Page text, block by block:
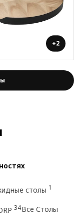
+2
столы 1
34Все Столы